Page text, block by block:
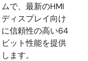
ムで、最新のHMI
ディスプレイ向け
に信頼性の高い64
ビット性能を提供
します。